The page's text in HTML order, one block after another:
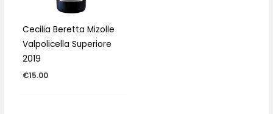
Cecilia Beretta Mizolle
Valpolicella Superiore
2019
€15.00